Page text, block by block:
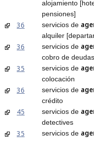
alojamiento
pensiones]
36 servicios de
alquiler
36 servicios de
cobro de deudas
35 servicios de
colocación
36 servicios de
crédito
45 servicios de
detectives
35 servicios de